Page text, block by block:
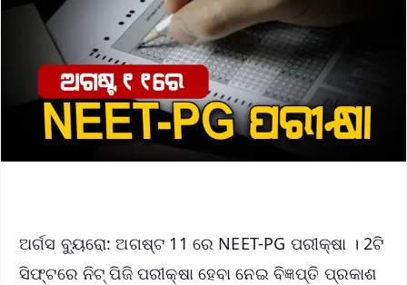
ଅର୍ଗସ ବ୍ୟୁରୋ: ଅଗଷ୍ଟ 11 ରେ NEET-PG ପରୀକ୍ଷା । 2ଟି
ସିଫ୍ଟରେ ନିଟ୍ ପିଜି ପରୀକ୍ଷା ହେବା ନେଇ ବିଜ୍ଞପ୍ତି ପ୍ରକାଶ